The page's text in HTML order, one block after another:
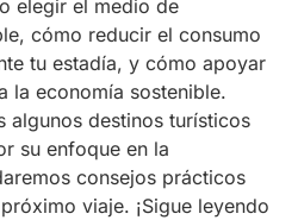
elegir el medio de
cómo reducir el consumo
tu estadía, y cómo apoyar
la economía sostenible.
algunos destinos turísticos
su enfoque en la
consejos prácticos
viaje. ¡Sigue leyendo